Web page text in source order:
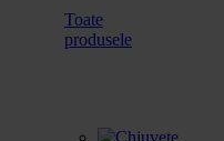
Toate
produsele